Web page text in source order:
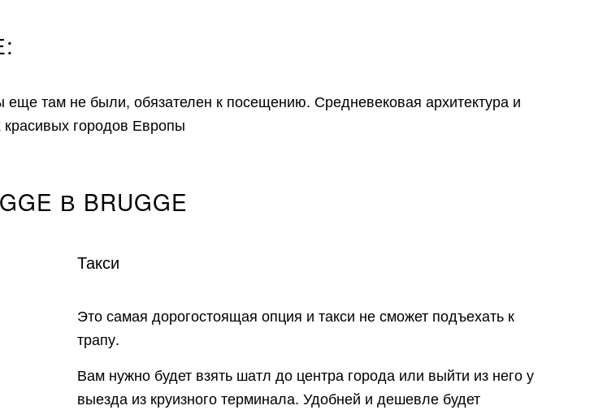
там не были, обязателен к посещению. Средневековая архитектура и
городов Европы
В BRUGGE
Такси
Это самая дорогостоящая опция и такси не сможет подъехать к
трапу.
Вам нужно будет взять шатл до центра города или выйти из него у
выезда из круизного терминала. Удобней и дешевле будет